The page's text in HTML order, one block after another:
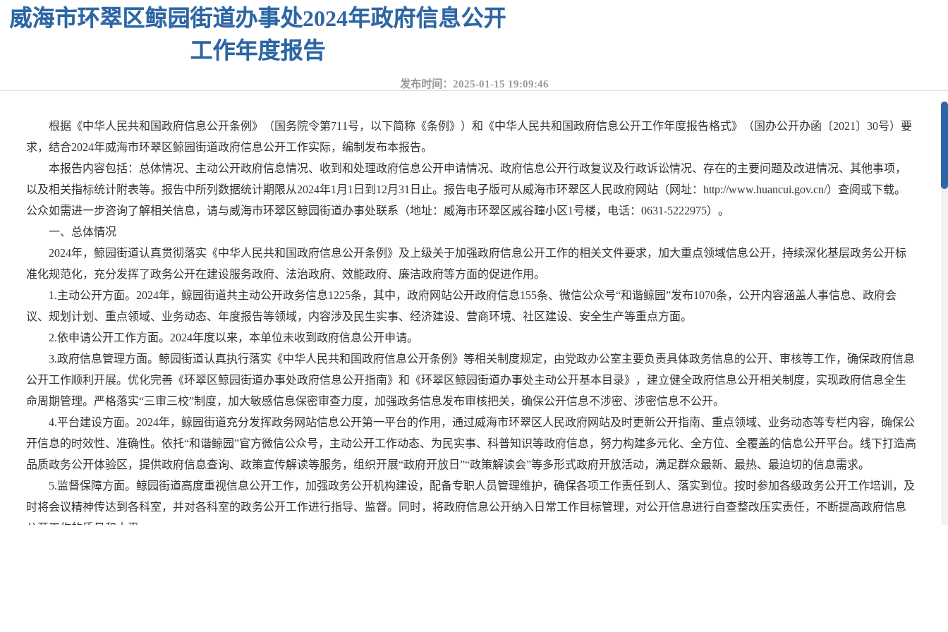
威海市环翠区鲸园街道办事处2024年政府信息公开
工作年度报告
发布时间：2025-01-15 19:09:46
根据《中华人民共和国政府信息公开条例》（国务院令第711号，以下简称《条例》）和《中华人民共和国政府信息公开工作年度报告格式》（国办公开办函〔2021〕30号）要
求，结合2024年威海市环翠区鲸园街道政府信息公开工作实际，编制发布本报告。
本报告内容包括：总体情况、主动公开政府信息情况、收到和处理政府信息公开申请情况、政府信息公开行政复议及行政诉讼情况、存在的主要问题及改进情况、其他事项，
以及相关指标统计附表等。报告中所列数据统计期限从2024年1月1日到12月31日止。报告电子版可从威海市环翠区人民政府网站（网址：http://www.huancui.gov.cn/）查阅或下载。
公众如需进一步咨询了解相关信息，请与威海市环翠区鲸园街道办事处联系（地址：威海市环翠区戚谷疃小区1号楼，电话：0631-5222975）。
一、总体情况
2024年，鲸园街道认真贯彻落实《中华人民共和国政府信息公开条例》及上级关于加强政府信息公开工作的相关文件要求，加大重点领域信息公开，持续深化基层政务公开标
准化规范化，充分发挥了政务公开在建设服务政府、法治政府、效能政府、廉洁政府等方面的促进作用。
1.主动公开方面。2024年，鲸园街道共主动公开政务信息1225条，其中，政府网站公开政府信息155条、微信公众号“和谐鲸园”发布1070条，公开内容涵盖人事信息、政府会
议、规划计划、重点领域、业务动态、年度报告等领域，内容涉及民生实事、经济建设、营商环境、社区建设、安全生产等重点方面。
2.依申请公开工作方面。2024年度以来，本单位未收到政府信息公开申请。
3.政府信息管理方面。鲸园街道认真执行落实《中华人民共和国政府信息公开条例》等相关制度规定，由党政办公室主要负责具体政务信息的公开、审核等工作，确保政府信息
公开工作顺利开展。优化完善《环翠区鲸园街道办事处政府信息公开指南》和《环翠区鲸园街道办事处主动公开基本目录》，建立健全政府信息公开相关制度，实现政府信息全生
命周期管理。严格落实“三审三校”制度，加大敏感信息保密审查力度，加强政务信息发布审核把关，确保公开信息不涉密、涉密信息不公开。
4.平台建设方面。2024年，鲸园街道充分发挥政务网站信息公开第一平台的作用，通过威海市环翠区人民政府网站及时更新公开指南、重点领域、业务动态等专栏内容，确保公
开信息的时效性、准确性。依托“和谐鲸园”官方微信公众号，主动公开工作动态、为民实事、科普知识等政府信息，努力构建多元化、全方位、全覆盖的信息公开平台。线下打造高
品质政务公开体验区，提供政府信息查询、政策宣传解读等服务，组织开展“政府开放日”“政策解读会”等多形式政府开放活动，满足群众最新、最热、最迫切的信息需求。
5.监督保障方面。鲸园街道高度重视信息公开工作，加强政务公开机构建设，配备专职人员管理维护，确保各项工作责任到人、落实到位。按时参加各级政务公开工作培训，及
时将会议精神传达到各科室，并对各科室的政务公开工作进行指导、监督。同时，将政府信息公开纳入日常工作目标管理，对公开信息进行自查整改压实责任，不断提高政府信息
公开工作的质量和水平。